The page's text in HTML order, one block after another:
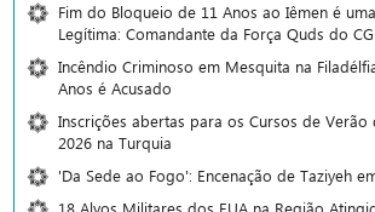
Fim do Bloqueio de 11 Anos ao Iêmen é
Legítima: Comandante da Força Quds do
Incêndio Criminoso em Mesquita na
Anos é Acusado
Inscrições abertas para os Cursos de
2026 na Turquia
'Da Sede ao Fogo': Encenação de Taziyeh